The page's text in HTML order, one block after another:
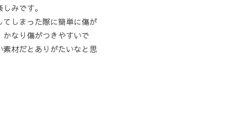
みです。
しまった際に簡単に傷が
なり傷がつきやすいで
材だとありがたいなと思